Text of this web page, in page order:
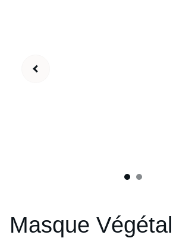
Masque Végétal